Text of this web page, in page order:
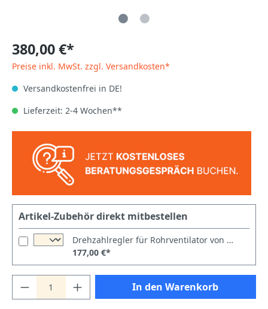
380,00 €*
Preise inkl. MwSt. zzgl. Versandkosten*
Versandkostenfrei in DE!
Lieferzeit: 2-4 Wochen**
Artikel-Zubehör direkt mitbestellen
Drehzahlregler für Rohrventilator von Prismafood
177,00 €*
In den Warenkorb